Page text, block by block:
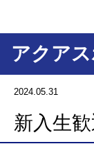
アクア
2024.05.31
新入生